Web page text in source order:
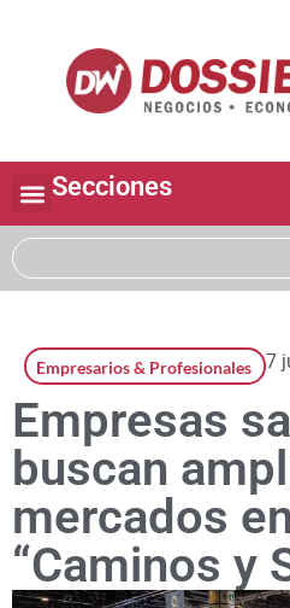
Secciones
Empresarios & Profesionales 7
Empresas
buscan
mercados
“Caminos y